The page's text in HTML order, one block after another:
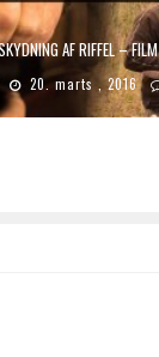
AF RIFFEL – FILM
20. marts , 2016